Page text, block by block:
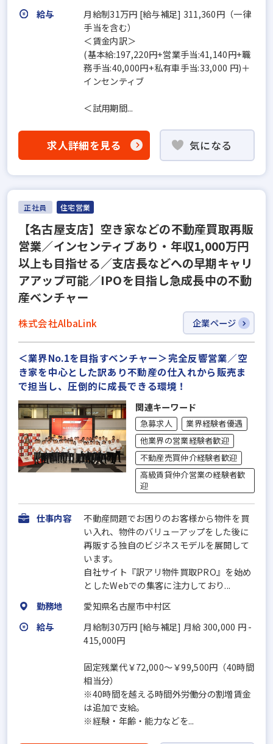
給与
月給制31万円 [給与補足] 311,360円（一律
手当を含む）
＜賃金内訳＞
(基本給:197,220円+営業手当:41,140円+職
務手当:40,000円+私有車手当:33,000 円)＋
インセンティブ
＜試用期間...
求人詳細を見る 気になる
正社員 住宅営業
【名古屋支店】空き家などの不動産買取再販
営業／インセンティブあり・年収1,000万円
以上も目指せる／支店長などへの早期キャリ
アアップ可能／IPOを目指し急成長中の不動
産ベンチャー
株式会社AlbaLink 企業ページ
＜業界No.1を目指すベンチャー＞完全反響営業／空
き家を中心とした訳あり不動産の仕入れから販売ま
で担当し、圧倒的に成長できる環境！
関連キーワード
急募求人
業界経験者優遇
他業界の営業経験者歓迎
不動産売買仲介経験者歓迎
高級賃貸仲介営業の経験者歓
迎
仕事内容
不動産問題でお困りのお客様から物件を買
い入れ、物件のバリューアップをした後に
再販する独自のビジネスモデルを展開して
います。
自社サイト『訳アリ物件買取PRO』を始め
としたWebでの集客に注力しており...
勤務地
愛知県名古屋市中村区
給与
月給制30万円 [給与補足] 月給 300,000 円 -
415,000円
固定残業代￥72,000～￥99,500円（40時間
相当分）
※40時間を越える時間外労働分の割増賃金
は追加で支給。
※経験・年齢・能力などを...